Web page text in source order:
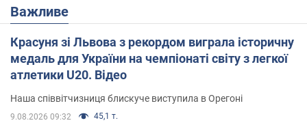
Важливе
Красуня зі Львова з рекордом виграла історичну
медаль для України на чемпіонаті світу з легкої
атлетики U20. Відео
Наша співвітчизниця блискуче виступила в Орегоні
9.08.2026 09:32 45,1 т.